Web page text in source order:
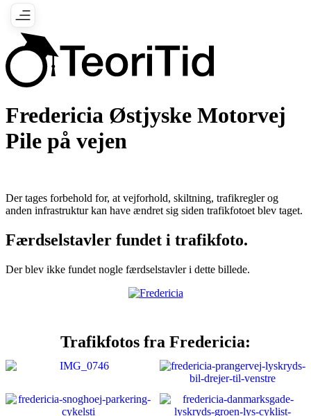
Fredericia Østjyske Motorvej
Pile på vejen
Der tages forbehold for, at vejforhold, skiltning, trafikregler og
anden infrastruktur kan have ændret sig siden trafikfotoet blev taget.
Færdselstavler fundet i trafikfoto.
Der blev ikke fundet nogle færdselstavler i dette billede.
Trafikfotos fra Fredericia: